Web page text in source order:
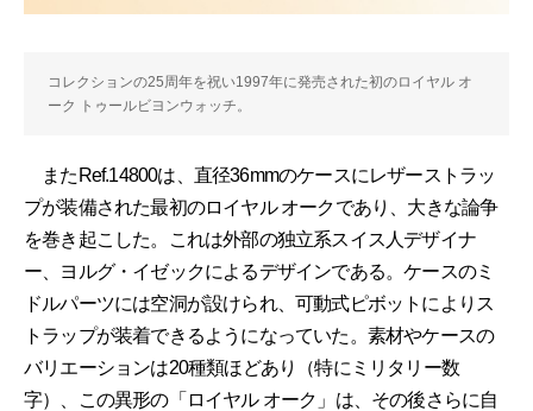
コレクションの25周年を祝い1997年に発売された初のロイヤル オ
ーク トゥールビヨンウォッチ。
またRef.14800は、直径36mmのケースにレザーストラッ
プが装備された最初のロイヤル オークであり、大きな論争
を巻き起こした。これは外部の独立系スイス人デザイナ
ー、ヨルグ・イゼックによるデザインである。ケースのミ
ドルパーツには空洞が設けられ、可動式ピボットによりス
トラップが装着できるようになっていた。素材やケースの
バリエーションは20種類ほどあり（特にミリタリー数
字）、この異形の「ロイヤル オーク」は、その後さらに自